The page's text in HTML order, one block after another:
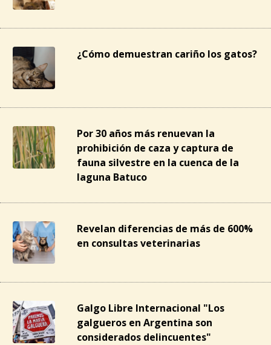
¿Cómo demuestran cariño los gatos?
Por 30 años más renuevan la
prohibición de caza y captura de
fauna silvestre en la cuenca de la
laguna Batuco
Revelan diferencias de más de 600%
en consultas veterinarias
Galgo Libre Internacional "Los
galgueros en Argentina son
considerados delincuentes"